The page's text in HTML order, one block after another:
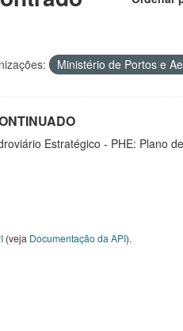
Ministério de Portos e
Estratégico - PHE: Plano
(veja Documentação da API).